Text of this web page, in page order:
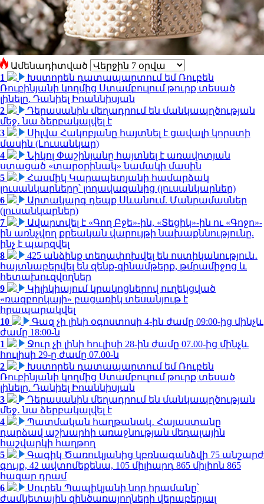
Ամենադիտված
1
Խստորեն դատապարտում եմ Ռուբեն
Ռուբինյանի կողմից Ստամբուլում թուրք տեսած
լինելը. Դանիել Իոաննիսյան
2
Դերասանին մեղադրում են մանկապղծության
մեջ․ նա ձերբակալվել է
3
Սիլվա Հակոբյանը հայտնել է ցավալի կորստի
մասին (Լուսանկար)
4
Նիկոլ Փաշինյանը հայտնել է առավոտյան
ստացած «տարօրինակ» նամակի մասին
5
Հասմիկ Կարապետյանի համարձակ
լուսանկարները՝ լողավազանից (լուսանկարներ)
6
Արտակարգ դեպք Սևանում. Մանրամասներ
(լուսանկարներ)
7
Ավարտվել է «Գող Բջե»-ին, «Տեցիկ»-ին ու «Գոջո»-
ին առնչվող քրեական վարույթի նախաքննությունը.
ինչ է պարզվել
8
425 անձինք տեղափոխվել են ոստիկանություն․
հայտնաբերվել են զենք-զինամթերք, թմրամիջոց և
հետախուզվողներ
9
Կիլիկիայում կրակոցներով ուղեկցված
«ռազբորկայի» բացառիկ տեսանյութ է
հրապարակվել
10
Գազ չի լինի օգոստոսի 4-ին ժամը 09:00-ից մինչև
ժամը 18:00-ն
1
Ջուր չի լինի հուլիսի 28-ին ժամը 07.00-ից մինչև
հուլիսի 29-ը ժամը 07.00-ն
2
Խստորեն դատապարտում եմ Ռուբեն
Ռուբինյանի կողմից Ստամբուլում թուրք տեսած
լինելը. Դանիել Իոաննիսյան
3
Դերասանին մեղադրում են մանկապղծության
մեջ․ նա ձերբակալվել է
4
Պատմական հաղթանակ․ Հայաստանը
դարձավ աշխարհի առաջնության մեդալային
հաշվարկի հաղթող
5
Գագիկ Ծառուկյանից կբռնագանձվի 75 անշարժ
գույք, 42 ավտոմեքենա, 105 միլիարդ 865 միլիոն 865
հազար դրամ
6
Սուրեն Պապիկյանի նոր հրամանը՝
ժամկետային զինծառայողների վերաբերյալ